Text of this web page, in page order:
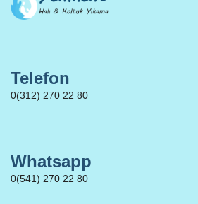
Telefon
0(312) 270 22 80
Whatsapp
0(541) 270 22 80